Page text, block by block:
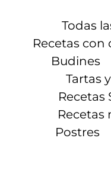
contenido
Todas
Recetas con
Budines
Tartas
Recetas
Recetas
Postres